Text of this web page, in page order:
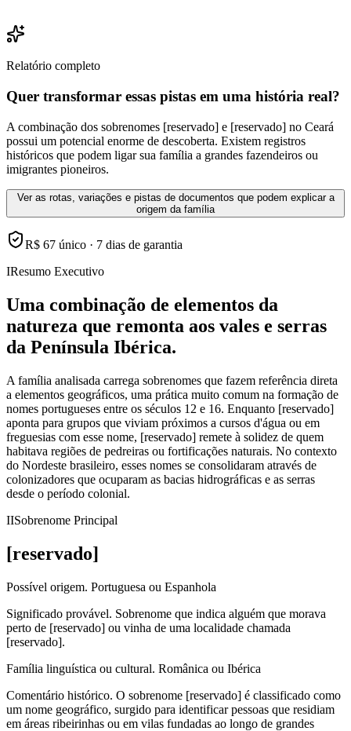
Relatório completo
Quer transformar essas pistas em uma história real?
A combinação dos sobrenomes [reservado] e [reservado] no Ceará
possui um potencial enorme de descoberta. Existem registros
históricos que podem ligar sua família a grandes fazendeiros ou
imigrantes pioneiros.
Ver as rotas, variações e pistas de documentos que podem explicar a
origem da família
R$ 67 único · 7 dias de garantia
IResumo Executivo
Uma combinação de elementos da
natureza que remonta aos vales e serras
da Península Ibérica.
A família analisada carrega sobrenomes que fazem referência direta
a elementos geográficos, uma prática muito comum na formação de
nomes portugueses entre os séculos 12 e 16. Enquanto [reservado]
aponta para grupos que viviam próximos a cursos d'água ou em
freguesias com esse nome, [reservado] remete à solidez de quem
habitava regiões de pedreiras ou fortificações naturais. No contexto
do Nordeste brasileiro, esses nomes se consolidaram através de
colonizadores que ocuparam as bacias hidrográficas e as serras
desde o período colonial.
IISobrenome Principal
[reservado]
Possível origem. Portuguesa ou Espanhola
Significado provável. Sobrenome que indica alguém que morava
perto de [reservado] ou vinha de uma localidade chamada
[reservado].
Família linguística ou cultural. Românica ou Ibérica
Comentário histórico. O sobrenome [reservado] é classificado como
um nome geográfico, surgido para identificar pessoas que residiam
em áreas ribeirinhas ou em vilas fundadas ao longo de grandes